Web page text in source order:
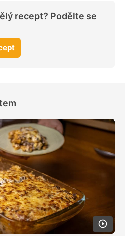
recept? Podělte se